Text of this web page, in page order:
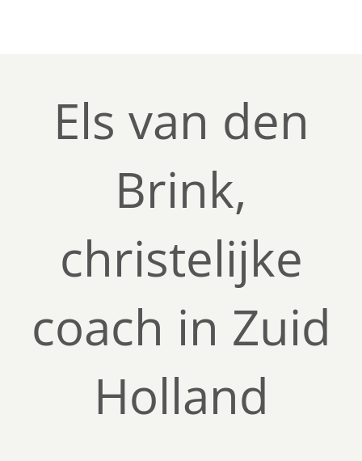
Els van den
Brink,
christelijke
coach in Zuid
Holland